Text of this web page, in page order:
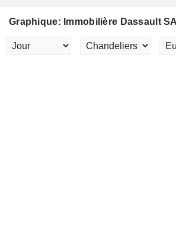
Graphique: Immobilière Dassault SA